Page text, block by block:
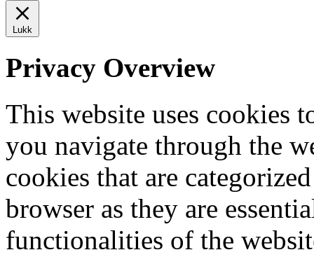
Lukk
Privacy Overview
This website uses cookies
you navigate through the
cookies that are
browser as they are
functionalities of the